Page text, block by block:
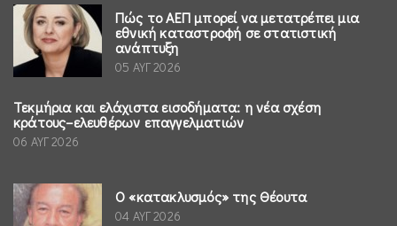
Πώς το ΑΕΠ μπορεί να μετατρέπει μια
εθνική καταστροφή σε στατιστική
ανάπτυξη
05 ΑΥΓ 2026
Τεκμήρια και ελάχιστα εισοδήματα: η νέα σχέση
κράτους–ελευθέρων επαγγελματιών
06 ΑΥΓ 2026
Ο «κατακλυσμός» της Θέουτα
04 ΑΥΓ 2026